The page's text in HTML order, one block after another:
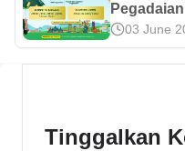
Ratusan
Hadir,
Ratusan
03 June
Tinggalkan